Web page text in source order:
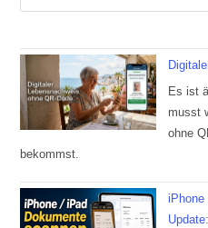
Es ist
musst
ohne
bekommst.
iPhone